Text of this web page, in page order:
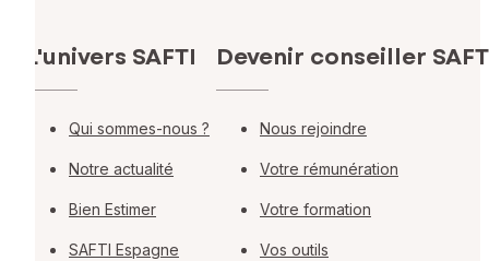
L'univers SAFTI
Qui sommes-nous ?
Notre actualité
Bien Estimer
SAFTI Espagne
Devenir conseiller
Nous rejoindre
Votre rémunération
Votre formation
Vos outils